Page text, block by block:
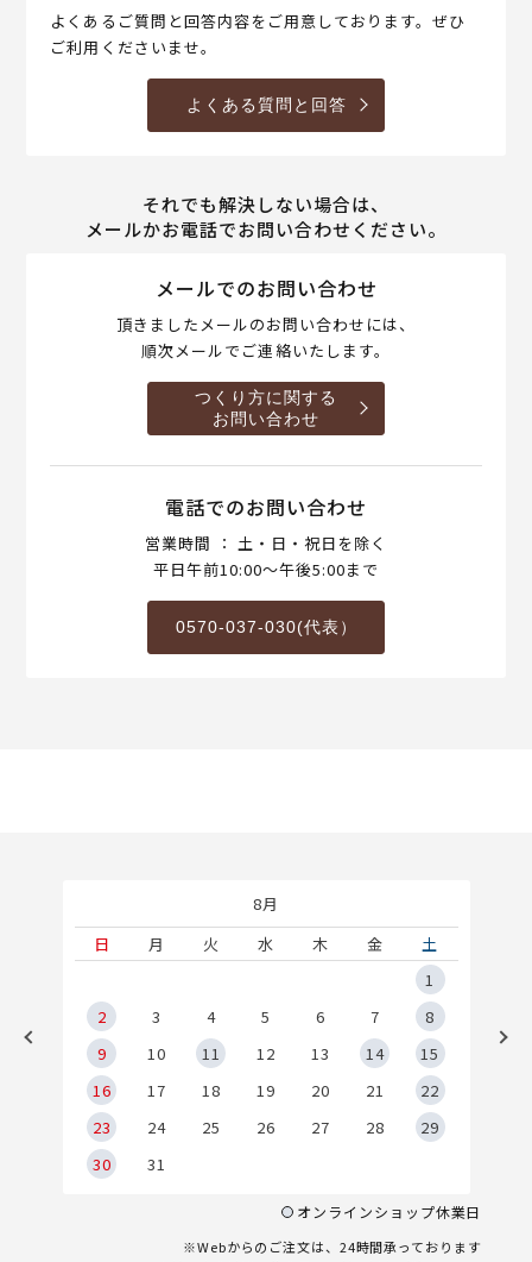
よくあるご質問と回答内容をご用意しております。ぜひ
ご利用くださいませ。
よくある質問と回答
それでも解決しない場合は、
メールかお電話でお問い合わせください。
メールでのお問い合わせ
頂きましたメールのお問い合わせには、
順次メールでご連絡いたします。
つくり方に関する
お問い合わせ
電話でのお問い合わせ
営業時間 ： 土・日・祝日を除く
平日午前10:00～午後5:00まで
0570-037-030(代表）
8月
日
月 火 水 木 金
土
1
2
3 4 5 6 7
8
9
10 11 12 13 14
15
16
17 18 19 20 21
22
23
24 25 26 27 28
29
30
31
オンラインショップ休業日
※Webからのご注文は、24時間承っております